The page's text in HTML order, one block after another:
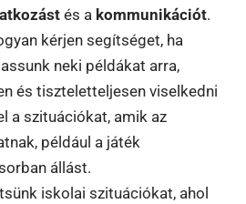
és a kommunikációt.
kérjen segítséget, ha
neki példákat arra,
és tiszteletteljesen viselkedni
a szituációkat, amik az
például a játék
állást.
iskolai szituációkat, ahol